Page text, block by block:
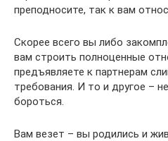
преподносите, так к вам
Скорее всего вы либо
вам строить полноценные
предъявляете к партнерам
требования. И то и другое –
бороться.
Вам везет – вы родились и